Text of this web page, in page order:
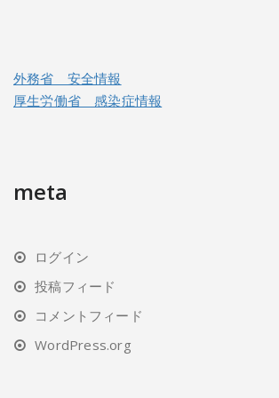
外務省 安全情報
厚生労働省 感染症情報
meta
ログイン
投稿フィード
コメントフィード
WordPress.org